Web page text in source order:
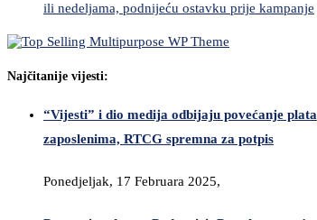
ili nedeljama, podnijeću ostavku prije kampanje
Najčitanije vijesti:
“Vijesti” i dio medija odbijaju povećanje plata
zaposlenima, RTCG spremna za potpis
Ponedjeljak, 17 Februara 2025,